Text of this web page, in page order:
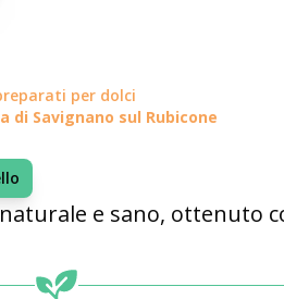
per dolci
di Savignano sul Rubicone
e sano, ottenuto